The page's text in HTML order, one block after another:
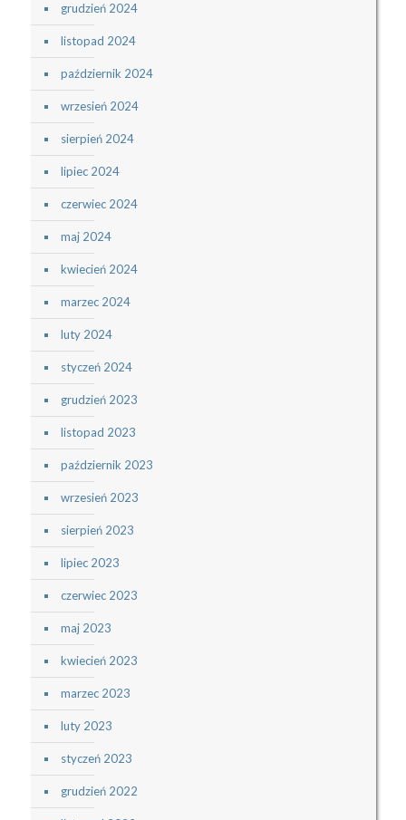
grudzień 2024
listopad 2024
październik 2024
wrzesień 2024
sierpień 2024
lipiec 2024
czerwiec 2024
maj 2024
kwiecień 2024
marzec 2024
luty 2024
styczeń 2024
grudzień 2023
listopad 2023
październik 2023
wrzesień 2023
sierpień 2023
lipiec 2023
czerwiec 2023
maj 2023
kwiecień 2023
marzec 2023
luty 2023
styczeń 2023
grudzień 2022